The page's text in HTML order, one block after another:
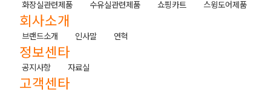
화장실관련제품 수유실관련제품 쇼핑카트 스윙도어제품
회사소개
브랜드소개 인사말 연혁
정보센타
공지사항 자료실
고객센타